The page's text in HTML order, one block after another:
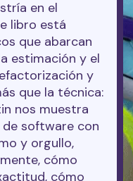
en el
libro está
que abarcan
estimación y el
y
que la técnica:
nos muestra
software con
y orgullo,
cómo
cómo